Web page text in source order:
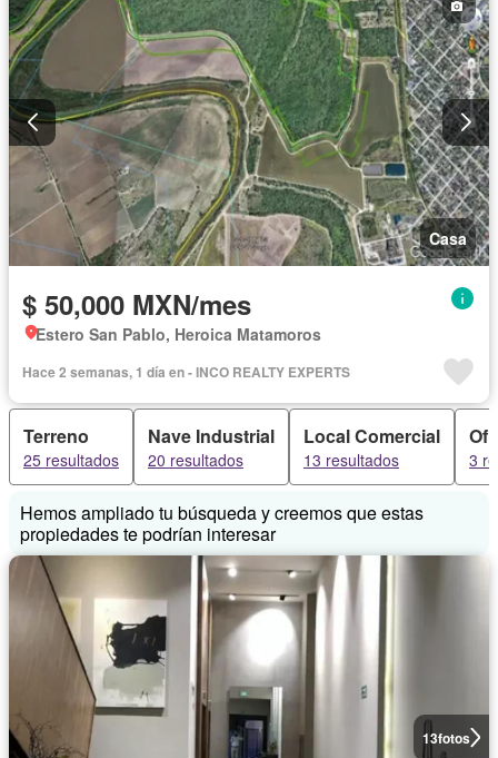
Casa
$ 50,000 MXN/mes
Estero San Pablo, Heroica Matamoros
Hace 2 semanas, 1 día en - INCO REALTY EXPERTS
Terreno
25 resultados
Nave Industrial
20 resultados
Local Comercial
13 resultados 3
Hemos ampliado tu búsqueda y creemos que estas
propiedades te podrían interesar
13fotos